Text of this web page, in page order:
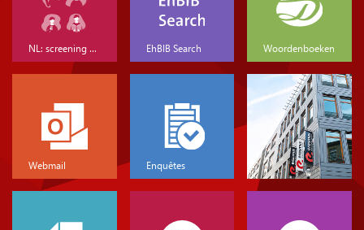
NL: screening & basis EhBIB Search Woordenboeken
Webmail Enquêtes